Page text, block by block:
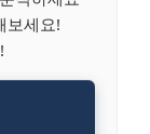
보세요!